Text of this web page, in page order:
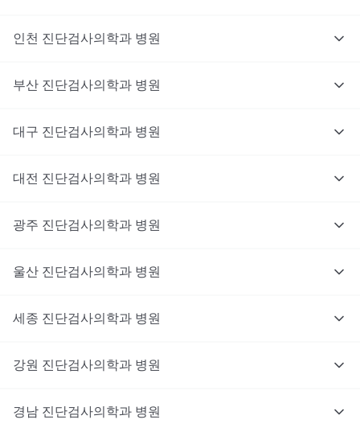
인천 진단검사의학과 병원
부산 진단검사의학과 병원
대구 진단검사의학과 병원
대전 진단검사의학과 병원
광주 진단검사의학과 병원
울산 진단검사의학과 병원
세종 진단검사의학과 병원
강원 진단검사의학과 병원
경남 진단검사의학과 병원